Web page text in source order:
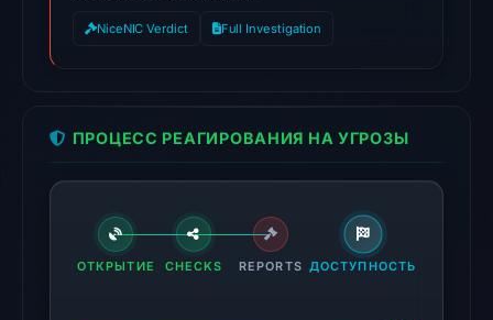
External
2
matches
NiceNIC Verdict Full Investigation
ПРОЦЕСС РЕАГИРОВАНИЯ НА УГРОЗЫ
ОТКРЫТИЕ CHECKS REPORTS ДОСТУПНОСТЬ